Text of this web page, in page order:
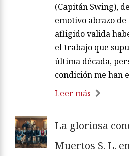
(Capitán Swing),
emotivo abrazo
afligido valida
el trabajo que
última década,
condición me han
Leer más
La gloriosa
Muertos S. L.